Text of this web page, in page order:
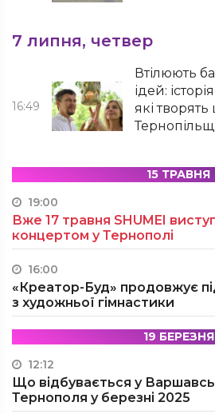
7 липня, четвер
16:49
Втілюють
ідей:
які
15 ТРАВНЯ
19:00
Вже 17 травня SHUMEI
концертом у Тернополі
16:00
«Креатор-Буд» продовжує
з художньої гімнастики
19 БЕРЕЗНЯ
12:12
Що відбувається у
Тернополя у березні 2025